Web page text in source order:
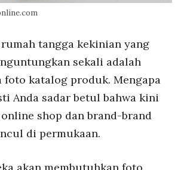
tangga kekinian yang
sekali adalah
foto katalog produk. Mengapa
Anda sadar betul bahwa kini
shop dan brand-brand
di permukaan.
akan membutuhkan foto